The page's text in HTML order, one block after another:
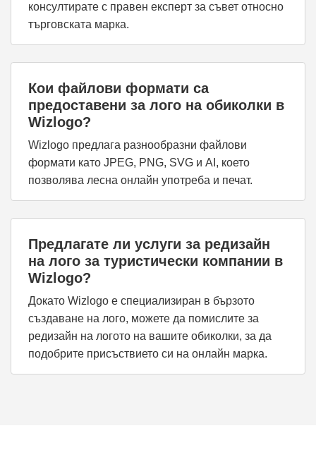
консултирате с правен експерт за съвет относно
търговската марка.
Кои файлови формати са
предоставени за лого на обиколки в
Wizlogo?
Wizlogo предлага разнообразни файлови
формати като JPEG, PNG, SVG и AI, което
позволява лесна онлайн употреба и печат.
Предлагате ли услуги за редизайн
на лого за туристически компании в
Wizlogo?
Докато Wizlogo е специализиран в бързото
създаване на лого, можете да помислите за
редизайн на логото на вашите обиколки, за да
подобрите присъствието си на онлайн марка.